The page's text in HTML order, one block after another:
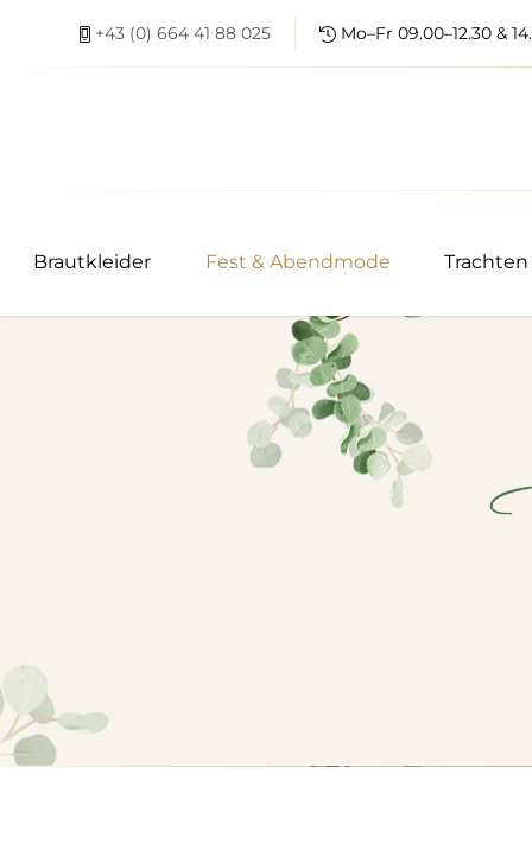
+43 (0) 664 41 88 025 Mo–Fr 09.00–12.30 &
Brautkleider Fest & Abendmode Trachten